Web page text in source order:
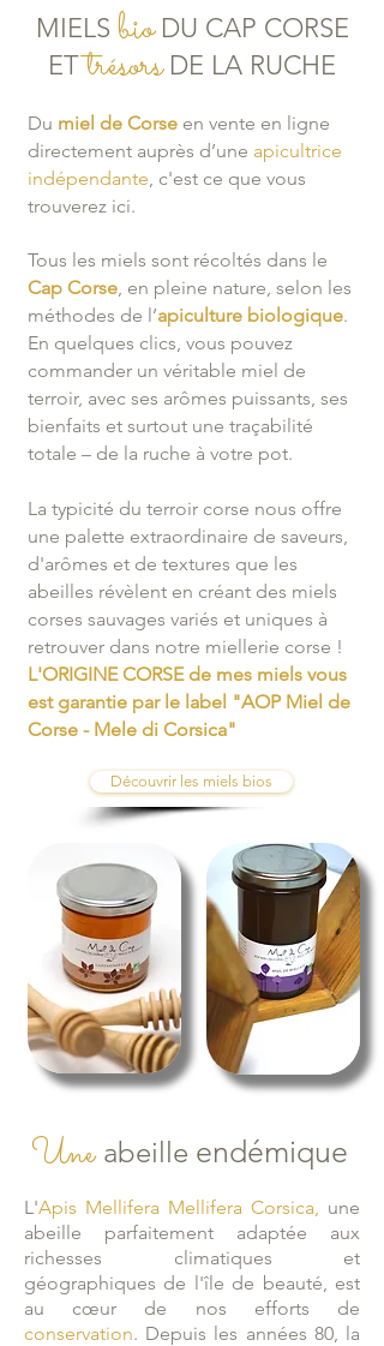
MIELS bioDU CAP CORSE
ETtrésorsDE LA RUCHE
Du miel de Corse en vente en ligne
directement auprès d’une apicultrice
indépendante, c'est ce que vous
trouverez ici.
Tous les miels sont récoltés dans le
Cap Corse, en pleine nature, selon les
méthodes de l’apiculture biologique.
En quelques clics, vous pouvez
commander un véritable miel de
terroir, avec ses arômes puissants, ses
bienfaits et surtout une traçabilité
totale – de la ruche à votre pot.
La typicité du terroir corse nous offre
une palette extraordinaire de saveurs,
d'arômes et de textures que les
abeilles révèlent en créant des miels
corses sauvages variés et uniques à
retrouver dans notre miellerie corse !
L'ORIGINE CORSE de mes miels vous
est garantie par le label "AOP Miel de
Corse - Mele di Corsica"
Découvrir les miels bios
Une abeille endémique
L'Apis Mellifera Mellifera Corsica, une
abeille parfaitement adaptée aux
richesses climatiques et
géographiques de l'île de beauté, est
au cœur de nos efforts de
conservation. Depuis les années 80, la